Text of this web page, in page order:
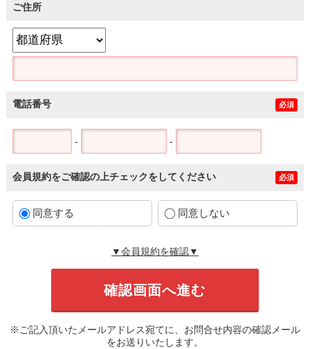
ご住所
電話番号 必須
- -
会員規約をご確認の上チェックをしてください 必須
同意する 同意しない
▼会員規約を確認▼
※ご記入頂いたメールアドレス宛てに、お問合せ内容の確認メール
をお送りいたします。